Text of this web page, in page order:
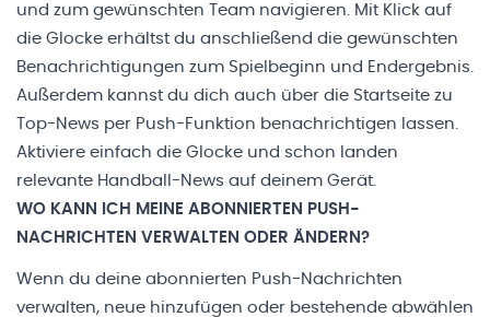
und zum gewünschten Team navigieren. Mit Klick auf
die Glocke erhältst du anschließend die gewünschten
Benachrichtigungen zum Spielbeginn und Endergebnis.
Außerdem kannst du dich auch über die Startseite zu
Top-News per Push-Funktion benachrichtigen lassen.
Aktiviere einfach die Glocke und schon landen
relevante Handball-News auf deinem Gerät.
WO KANN ICH MEINE ABONNIERTEN PUSH-
NACHRICHTEN VERWALTEN ODER ÄNDERN?
Wenn du deine abonnierten Push-Nachrichten
verwalten, neue hinzufügen oder bestehende abwählen